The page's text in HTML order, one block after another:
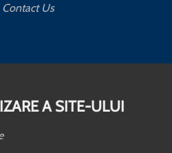
Contact Us
A SITE-ULUI